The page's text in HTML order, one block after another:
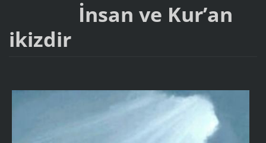
İnsan ve Kur’an
ikizdir